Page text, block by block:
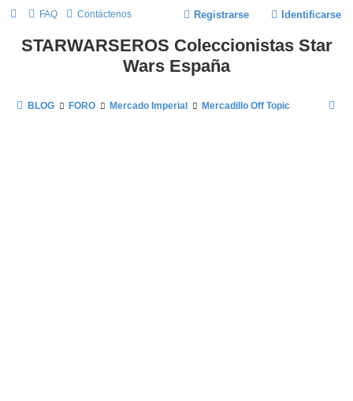
FAQ Contáctenos Identificarse
Registrarse
STARWARSEROS Coleccionistas Star
Wars España
BLOG FORO Mercado Imperial Mercadillo Off Topic